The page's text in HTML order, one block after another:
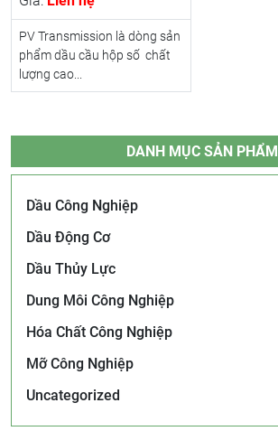
PV Transmission là dòng sản
phẩm dầu cầu hộp số chất
lượng cao...
DANH MỤC SẢN PHẨM
Dầu Công Nghiệp
Dầu Động Cơ
Dầu Thủy Lực
Dung Môi Công Nghiệp
Hóa Chất Công Nghiệp
Mỡ Công Nghiệp
Uncategorized